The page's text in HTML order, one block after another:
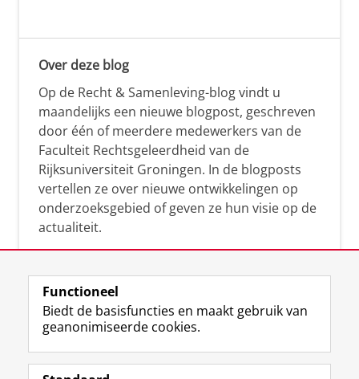
Over deze blog
Op de Recht & Samenleving-blog vindt u
maandelijks een nieuwe blogpost, geschreven
door één of meerdere medewerkers van de
Faculteit Rechtsgeleerdheid van de
Rijksuniversiteit Groningen. In de blogposts
vertellen ze over nieuwe ontwikkelingen op
onderzoeksgebied of geven ze hun visie op de
actualiteit.
Volg de RUG
F
a
L
i
R
S
I
n
Y
o
Functioneel
Biedt de basisfuncties en maakt gebruik van
geanonimiseerde cookies.